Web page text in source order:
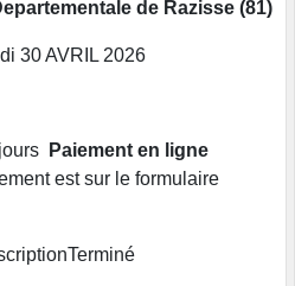
de Razisse (81)
30 AVRIL 2026
Paiement en ligne
est sur le formulaire